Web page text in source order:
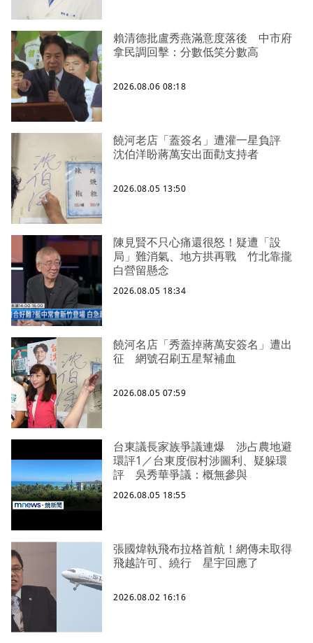
賴清德批盧秀燕滿意度落後 中市府
拿民調回擊：分數低笑分數高
2026.08.06 08:18
饒河老店「蓋簽名」遭灌一星負評
沈伯洋盼蔣萬安出面勸支持者
2026.08.05 13:50
陳見賢不只心痛還很怒！疑遭「設
局」難消氣、地方拱再戰 竹北靠攏
白營留懸念
2026.08.05 18:34
饒河名店「秀蓋掉蔣萬安簽名」遭出
征 網號召刷五星幫補血
2026.08.05 07:59
台東議長家族爭議連爆 涉占農地避
環評1／台東度假村涉圖利、疑躲環
評 吳秀華爭議：概無參與
2026.08.05 18:55
張國煒執飛布拉格首航！網傳未取得
飛越許可、繞行 星宇回應了
2026.08.02 16:16